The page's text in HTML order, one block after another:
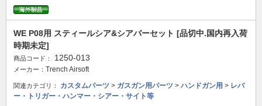
WE P08用 スティールシア&シアバーセット [品切中.国内再入荷
時期未定]
商品コード： 1250-013
メーカー： Trench Airsoft
関連カテゴリ： カスタムパーツ > ガスガン用パーツ > ハンドガン用 > レバ
ー・トリガー・ハンマー・シアー・サイト等